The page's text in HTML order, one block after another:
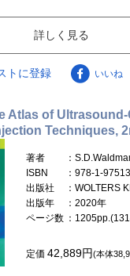
詳しく見る
トに登録 いいね
Atlas of Ultrasound-
Techniques,
著者
：
ISBN
：978-1-
出版社
：WOLTERS
出版年
：2020年
ページ数 ：
定価42,889円(本体